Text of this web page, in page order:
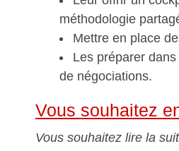
méthodologie
Mettre en place
Les préparer
de négociations.
Vous souhaitez
Vous souhaitez lire la